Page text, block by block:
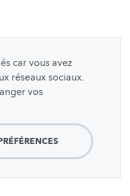
car vous avez
réseaux sociaux.
vos